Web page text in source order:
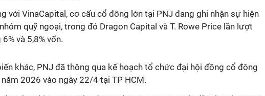
với VinaCapital, cơ cấu cổ đông lớn tại PNJ đang ghi nhận sự hiện
quỹ ngoại, trong đó Dragon Capital và T. Rowe Price lần lượt
và 5,8% vốn.
khác, PNJ đã thông qua kế hoạch tổ chức đại hội đồng cổ đông
2026 vào ngày 22/4 tại TP HCM.